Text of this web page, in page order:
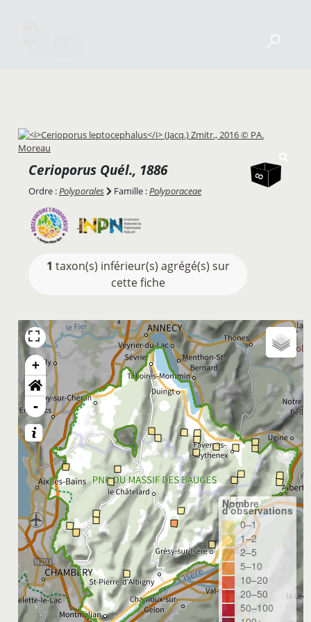
Cerioporus Quél., 1886
Ordre :Polyporales Famille :Polyporaceae
1 taxon(s) inférieur(s) agrégé(s) sur
cette fiche
+
-
Nombre
d'observations
0–1
1–2
2–5
5–10
10–20
20–50
50–100